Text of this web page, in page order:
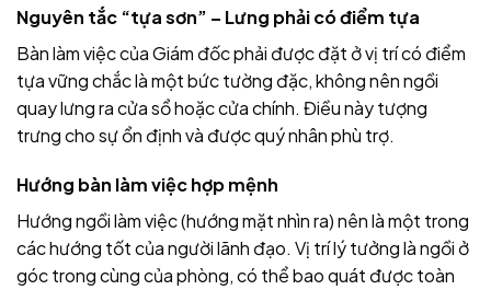
Nguyên tắc “tựa sơn” – Lưng phải có điểm tựa
Bàn làm việc của Giám đốc phải được đặt ở vị trí có điểm
tựa vững chắc là một bức tường đặc, không nên ngồi
quay lưng ra cửa sổ hoặc cửa chính. Điều này tượng
trưng cho sự ổn định và được quý nhân phù trợ.
Hướng bàn làm việc hợp mệnh
Hướng ngồi làm việc (hướng mặt nhìn ra) nên là một trong
các hướng tốt của người lãnh đạo. Vị trí lý tưởng là ngồi ở
góc trong cùng của phòng, có thể bao quát được toàn